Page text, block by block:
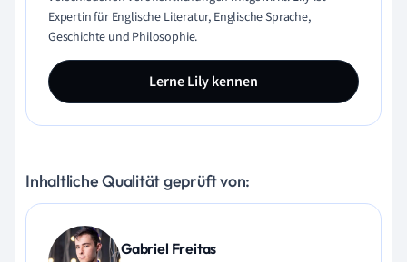
Expertin für Englische Literatur, Englische Sprache,
Geschichte und Philosophie.
Lerne Lily kennen
Inhaltliche Qualität geprüft von:
Gabriel Freitas